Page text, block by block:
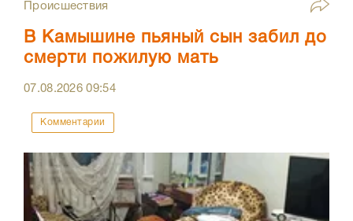
Происшествия
В Камышине пьяный сын забил до
смерти пожилую мать
07.08.202609:54
Комментарии